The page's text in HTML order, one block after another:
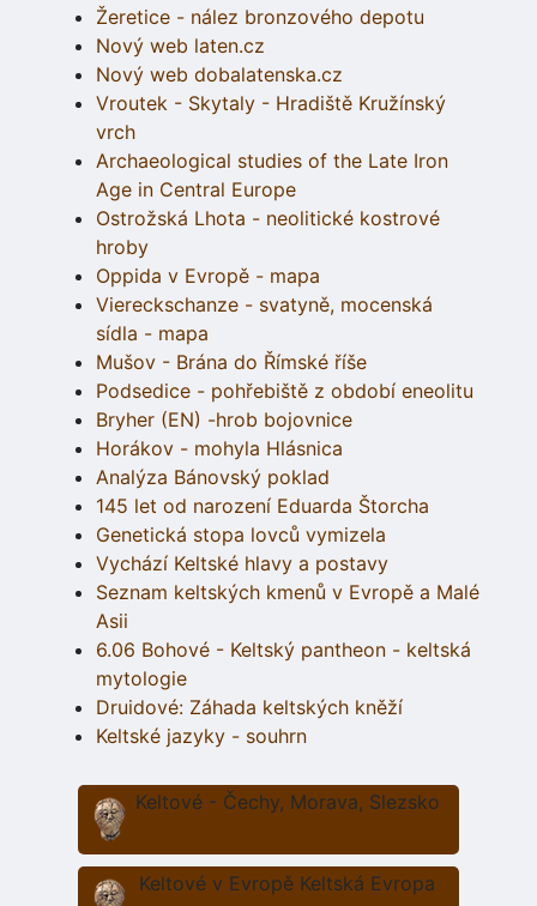
Žeretice - nález bronzového depotu
Nový web laten.cz
Nový web dobalatenska.cz
Vroutek - Skytaly - Hradiště Kružínský
vrch
Archaeological studies of the Late Iron
Age in Central Europe
Ostrožská Lhota - neolitické kostrové
hroby
Oppida v Evropě - mapa
Viereckschanze - svatyně, mocenská
sídla - mapa
Mušov - Brána do Římské říše
Podsedice - pohřebiště z období eneolitu
Bryher (EN) -hrob bojovnice
Horákov - mohyla Hlásnica
Analýza Bánovský poklad
145 let od narození Eduarda Štorcha
Genetická stopa lovců vymizela
Vychází Keltské hlavy a postavy
Seznam keltských kmenů v Evropě a Malé
Asii
6.06 Bohové - Keltský pantheon - keltská
mytologie
Druidové: Záhada keltských kněží
Keltské jazyky - souhrn
Keltové - Čechy, Morava, Slezsko
Keltové v Evropě Keltská Evropa